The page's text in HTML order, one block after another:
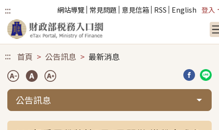
::: 網站導覽 常見問題 意見信箱 RSS English 登入
::: 首頁 公告訊息 最新消息
分享到
分
公告訊息